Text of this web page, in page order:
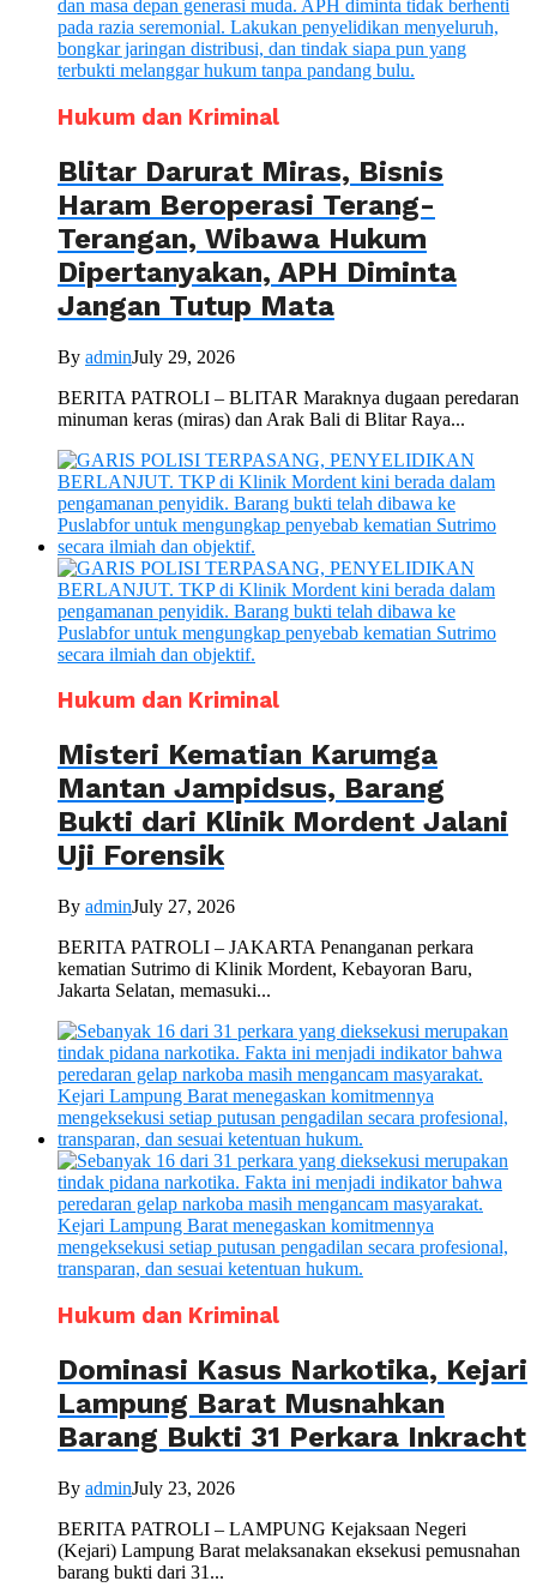
Hukum dan Kriminal
Blitar Darurat Miras, Bisnis
Haram Beroperasi Terang-
Terangan, Wibawa Hukum
Dipertanyakan, APH Diminta
Jangan Tutup Mata
By adminJuly 29, 2026
BERITA PATROLI – BLITAR Maraknya dugaan peredaran
minuman keras (miras) dan Arak Bali di Blitar Raya...
Hukum dan Kriminal
Misteri Kematian Karumga
Mantan Jampidsus, Barang
Bukti dari Klinik Mordent Jalani
Uji Forensik
By adminJuly 27, 2026
BERITA PATROLI – JAKARTA Penanganan perkara
kematian Sutrimo di Klinik Mordent, Kebayoran Baru,
Jakarta Selatan, memasuki...
Hukum dan Kriminal
Dominasi Kasus Narkotika, Kejari
Lampung Barat Musnahkan
Barang Bukti 31 Perkara Inkracht
By adminJuly 23, 2026
BERITA PATROLI – LAMPUNG Kejaksaan Negeri
(Kejari) Lampung Barat melaksanakan eksekusi pemusnahan
barang bukti dari 31...